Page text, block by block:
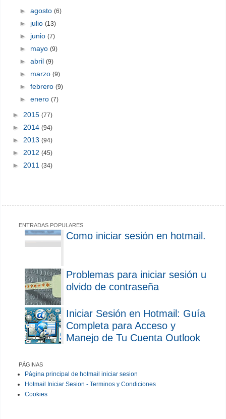
►agosto(6)
► julio(13)
► junio(7)
► mayo(9)
►abril(9)
► marzo(9)
►febrero(9)
►enero(7)
► 2015 (77)
► 2014 (94)
► 2013 (94)
► 2012 (45)
► 2011 (34)
ENTRADAS POPULARES
Como iniciar sesión en hotmail.
Problemas para iniciar sesión u
olvido de contraseña
Iniciar Sesión en Hotmail: Guía
Completa para Acceso y
Manejo de Tu Cuenta Outlook
PÁGINAS
Página principal de hotmail iniciar sesion
Hotmail Iniciar Sesion - Terminos y Condiciones
Cookies